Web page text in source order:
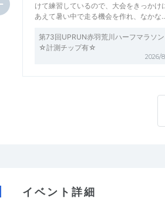
けて練習しているので、大会をきっかけ
あえて暑い中で走る機会を作れ、なかな
第73回UPRUN赤羽荒川ハーフマラソン
☆計測チップ有☆
2026/
イベント詳細